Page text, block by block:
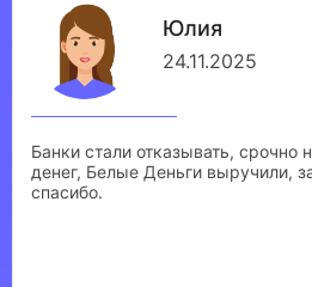
Юлия
24.11.2025
Банки стали отказывать, срочно
денег, Белые Деньги выручили,
спасибо.